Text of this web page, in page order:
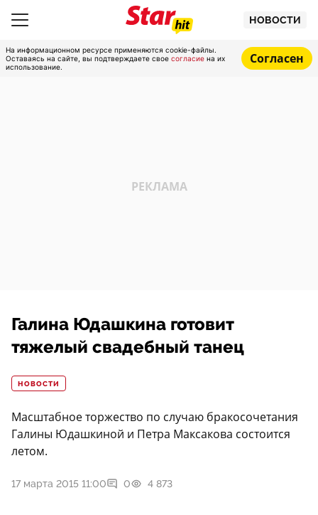
НОВОСТИ
На информационном ресурсе применяются cookie-файлы.
Оставаясь на сайте, вы подтверждаете свое согласие на их
использование.
Согласен
Галина Юдашкина готовит
тяжелый свадебный танец
НОВОСТИ
Масштабное торжество по случаю бракосочетания
Галины Юдашкиной и Петра Максакова состоится
летом.
17 марта 2015 11:00 0 4 873